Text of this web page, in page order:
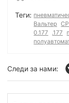
Теги:
Вальтер
0.177
.177
Следи за нами: